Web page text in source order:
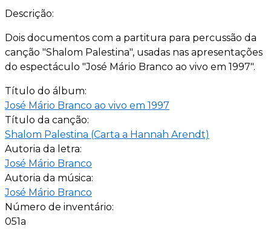
Descrição:
Dois documentos com a partitura para percussão da
canção "Shalom Palestina", usadas nas apresentações
do espectáculo "José Mário Branco ao vivo em 1997".
Título do álbum:
José Mário Branco ao vivo em 1997
Título da canção:
Shalom Palestina (Carta a Hannah Arendt)
Autoria da letra:
José Mário Branco
Autoria da música:
José Mário Branco
Número de inventário:
051a